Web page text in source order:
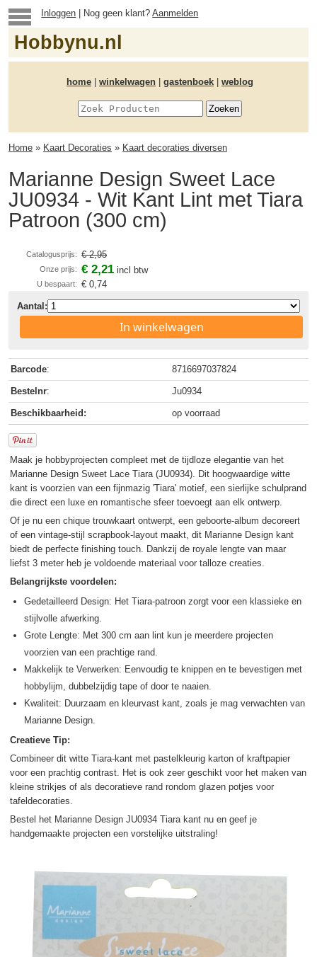
Inloggen | Nog geen klant?Aanmelden
Hobbynu.nl
home winkelwagen gastenboek weblog
Home » Kaart Decoraties » Kaart decoraties diversen
Marianne Design Sweet Lace
JU0934 - Wit Kant Lint met Tiara
Patroon (300 cm)
Catalogusprijs: € 2,95
Onze prijs: € 2,21 incl btw
U bespaart: € 0,74
Aantal:
In winkelwagen
Barcode: 8716697037824
Bestelnr: Ju0934
Beschikbaarheid: op voorraad
Maak je hobbyprojecten compleet met de tijdloze elegantie van het
Marianne Design Sweet Lace Tiara (JU0934). Dit hoogwaardige witte
kant is voorzien van een fijnmazig 'Tiara' motief, een sierlijke schulprand
die direct een luxe en romantische sfeer toevoegt aan elk ontwerp.
Of je nu een chique trouwkaart ontwerpt, een geboorte-album decoreert
of een vintage-stijl scrapbook-layout maakt, dit Marianne Design kant
biedt de perfecte finishing touch. Dankzij de royale lengte van maar
liefst 3 meter heb je voldoende materiaal voor talloze creaties.
Belangrijkste voordelen:
Gedetailleerd Design: Het Tiara-patroon zorgt voor een klassieke en
stijlvolle afwerking.
Grote Lengte: Met 300 cm aan lint kun je meerdere projecten
voorzien van een prachtige rand.
Makkelijk te Verwerken: Eenvoudig te knippen en te bevestigen met
hobbylijm, dubbelzijdig tape of door te naaien.
Kwaliteit: Duurzaam en kleurvast kant, zoals je mag verwachten van
Marianne Design.
Creatieve Tip:
Combineer dit witte Tiara-kant met pastelkleurig karton of kraftpapier
voor een prachtig contrast. Het is ook zeer geschikt voor het maken van
kleine strikjes of als decoratieve rand rondom glazen potjes voor
tafeldecoraties.
Bestel het Marianne Design JU0934 Tiara kant nu en geef je
handgemaakte projecten een vorstelijke uitstraling!